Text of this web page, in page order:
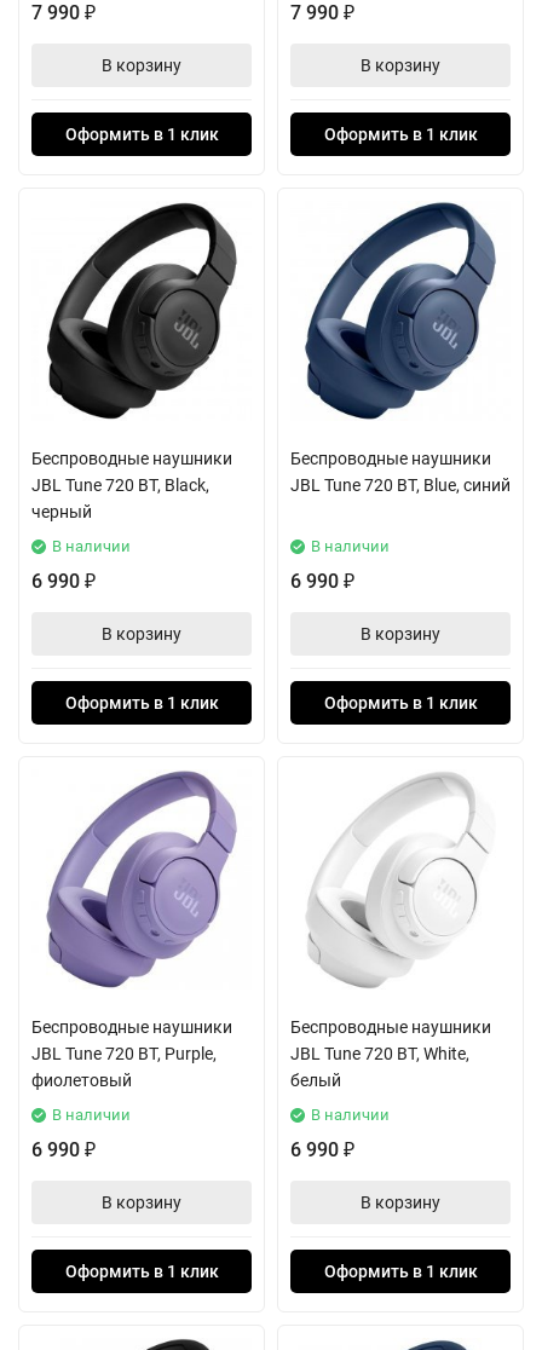
7 990 ₽
В корзину
Оформить в 1 клик
7 990 ₽
В корзину
Оформить в 1 клик
Беспроводные наушники
JBL Tune 720 BT, Black,
черный
В наличии
6 990 ₽
В корзину
Оформить в 1 клик
Беспроводные наушники
JBL Tune 720 BT, Blue, синий
В наличии
6 990 ₽
В корзину
Оформить в 1 клик
Беспроводные наушники
JBL Tune 720 BT, Purple,
фиолетовый
В наличии
6 990 ₽
В корзину
Оформить в 1 клик
Беспроводные наушники
JBL Tune 720 BT, White,
белый
В наличии
6 990 ₽
В корзину
Оформить в 1 клик